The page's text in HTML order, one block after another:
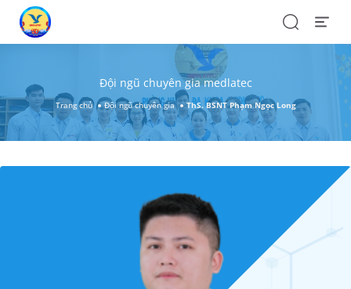
SearchOpen
Đội ngũ chuyên gia medlatec
Trang chủ Đội ngũ chuyên gia ThS. BSNT Phạm Ngọc Long